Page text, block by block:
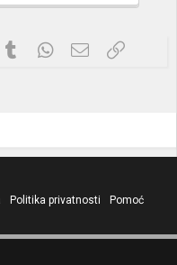
TumblrWhatsApp
Imejl Link
Politika privatnosti
Pomoć